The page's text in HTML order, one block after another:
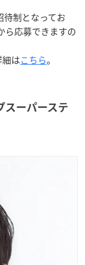
待制となってお
ら応募できますの
はこちら。
スーパーステ